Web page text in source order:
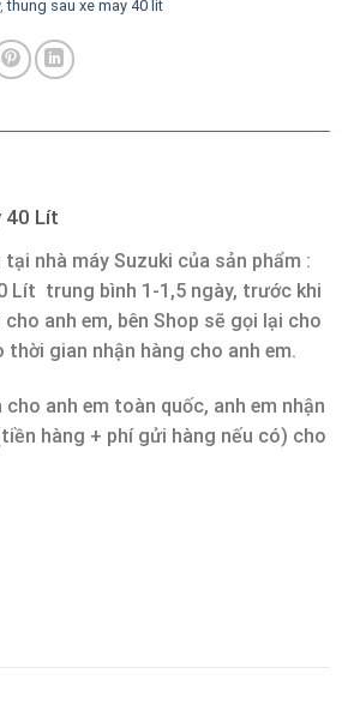
,thung sau xe may 40 lit
40 Lít
nhà máy Suzuki của sản phẩm :
Lít trung bình 1-1,5 ngày, trước khi
anh em, bên Shop sẽ gọi lại cho
thời gian nhận hàng cho anh em.
anh em toàn quốc, anh em nhận
hàng + phí gửi hàng nếu có) cho